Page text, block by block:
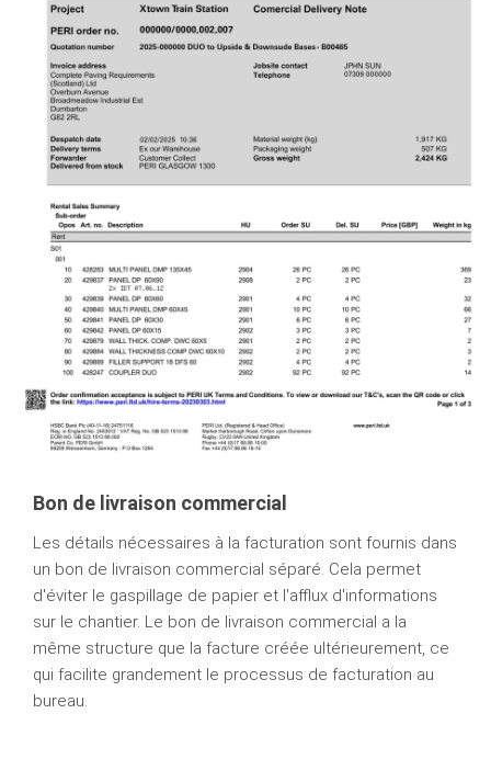
Bon de livraison commercial
Les détails nécessaires à la facturation sont fournis dans
un bon de livraison commercial séparé. Cela permet
d'éviter le gaspillage de papier et l'afflux d'informations
sur le chantier. Le bon de livraison commercial a la
même structure que la facture créée ultérieurement, ce
qui facilite grandement le processus de facturation au
bureau.